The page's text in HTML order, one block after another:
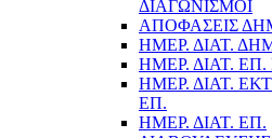
ΔΙΑΓΩΝΙΣΜΟΙ
ΑΠΟΦΑΣΕΙΣ
ΗΜΕΡ. ΔΙΑΤ.
ΗΜΕΡ. ΔΙΑΤ.
ΗΜΕΡ. ΔΙΑΤ.
ΕΠ.
ΗΜΕΡ. ΔΙΑΤ. ΕΠ.